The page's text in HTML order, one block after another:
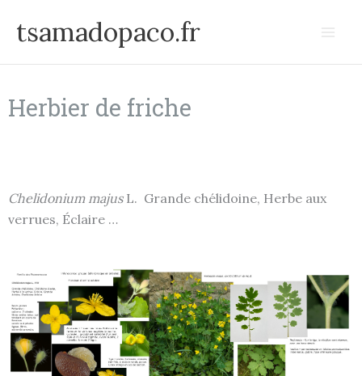
tsamadopaco.fr
Herbier de friche
Chelidonium majusL. Grande chélidoine, Herbe aux
verrues, Éclaire …